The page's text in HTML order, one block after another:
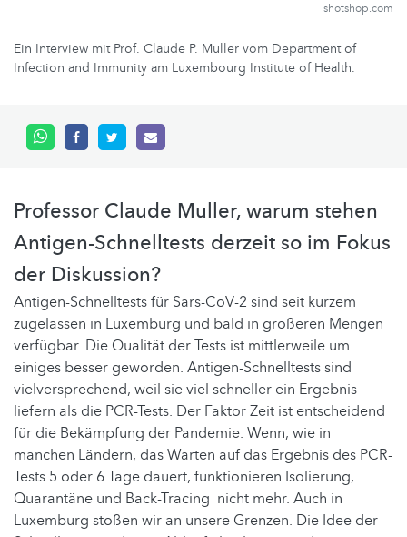
shotshop.com
Ein Interview mit Prof. Claude P. Muller vom Department of
Infection and Immunity am Luxembourg Institute of Health.
Professor Claude Muller, warum stehen
Antigen-Schnelltests derzeit so im Fokus
der Diskussion?
Antigen-Schnelltests für Sars-CoV-2 sind seit kurzem
zugelassen in Luxemburg und bald in größeren Mengen
verfügbar. Die Qualität der Tests ist mittlerweile um
einiges besser geworden. Antigen-Schnelltests sind
vielversprechend, weil sie viel schneller ein Ergebnis
liefern als die PCR-Tests. Der Faktor Zeit ist entscheidend
für die Bekämpfung der Pandemie. Wenn, wie in
manchen Ländern, das Warten auf das Ergebnis des PCR-
Tests 5 oder 6 Tage dauert, funktionieren Isolierung,
Quarantäne und Back-Tracing nicht mehr. Auch in
Luxemburg stoßen wir an unsere Grenzen. Die Idee der